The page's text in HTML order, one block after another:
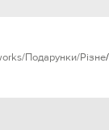
Подарунки Різне